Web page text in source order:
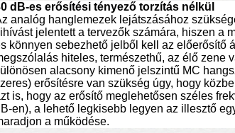
dB-es erősítési tényező torzítás nélkül
analóg hanglemezek lejátszásához
jelentett a tervezők számára, hiszen a
könnyen sebezhető jelből kell az előerősítő
hiteles, természethű, az élő zene
alacsony kimenő jelszintű MC
erősítésre van szükség úgy, hogy
is, hogy az erősítő meglehetősen széles
en), a lehető legkisebb legyen az illesztő
a működése.